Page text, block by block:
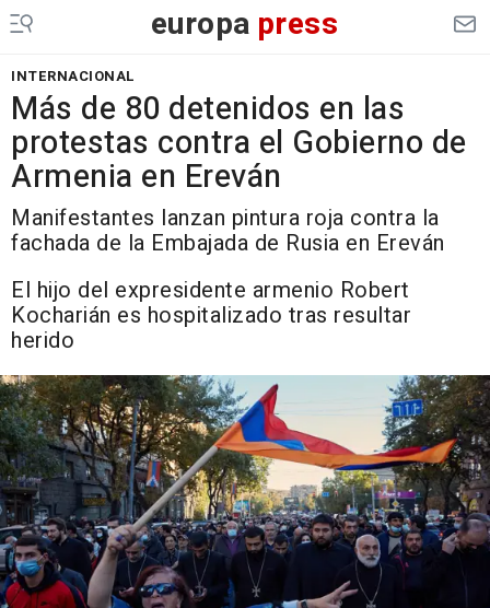
europa press
INTERNACIONAL
Más de 80 detenidos en las
protestas contra el Gobierno de
Armenia en Ereván
Manifestantes lanzan pintura roja contra la
fachada de la Embajada de Rusia en Ereván
El hijo del expresidente armenio Robert
Kocharián es hospitalizado tras resultar
herido